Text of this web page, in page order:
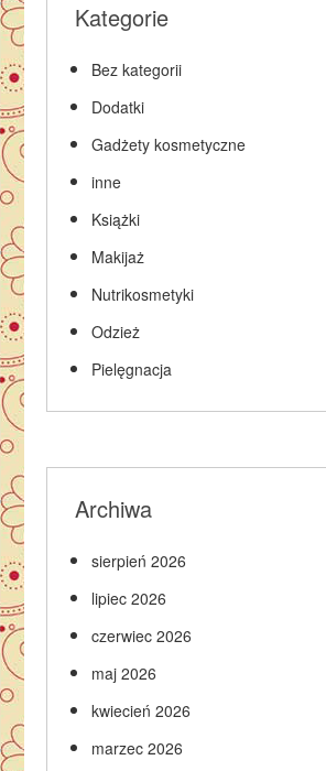
Kategorie
Bez kategorii
Dodatki
Gadżety kosmetyczne
inne
Książki
Makijaż
Nutrikosmetyki
Odzież
Pielęgnacja
Archiwa
sierpień 2026
lipiec 2026
czerwiec 2026
maj 2026
kwiecień 2026
marzec 2026